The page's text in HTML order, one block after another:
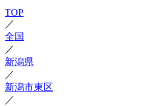
TOP
／
全国
／
新潟県
／
新潟市東区
／